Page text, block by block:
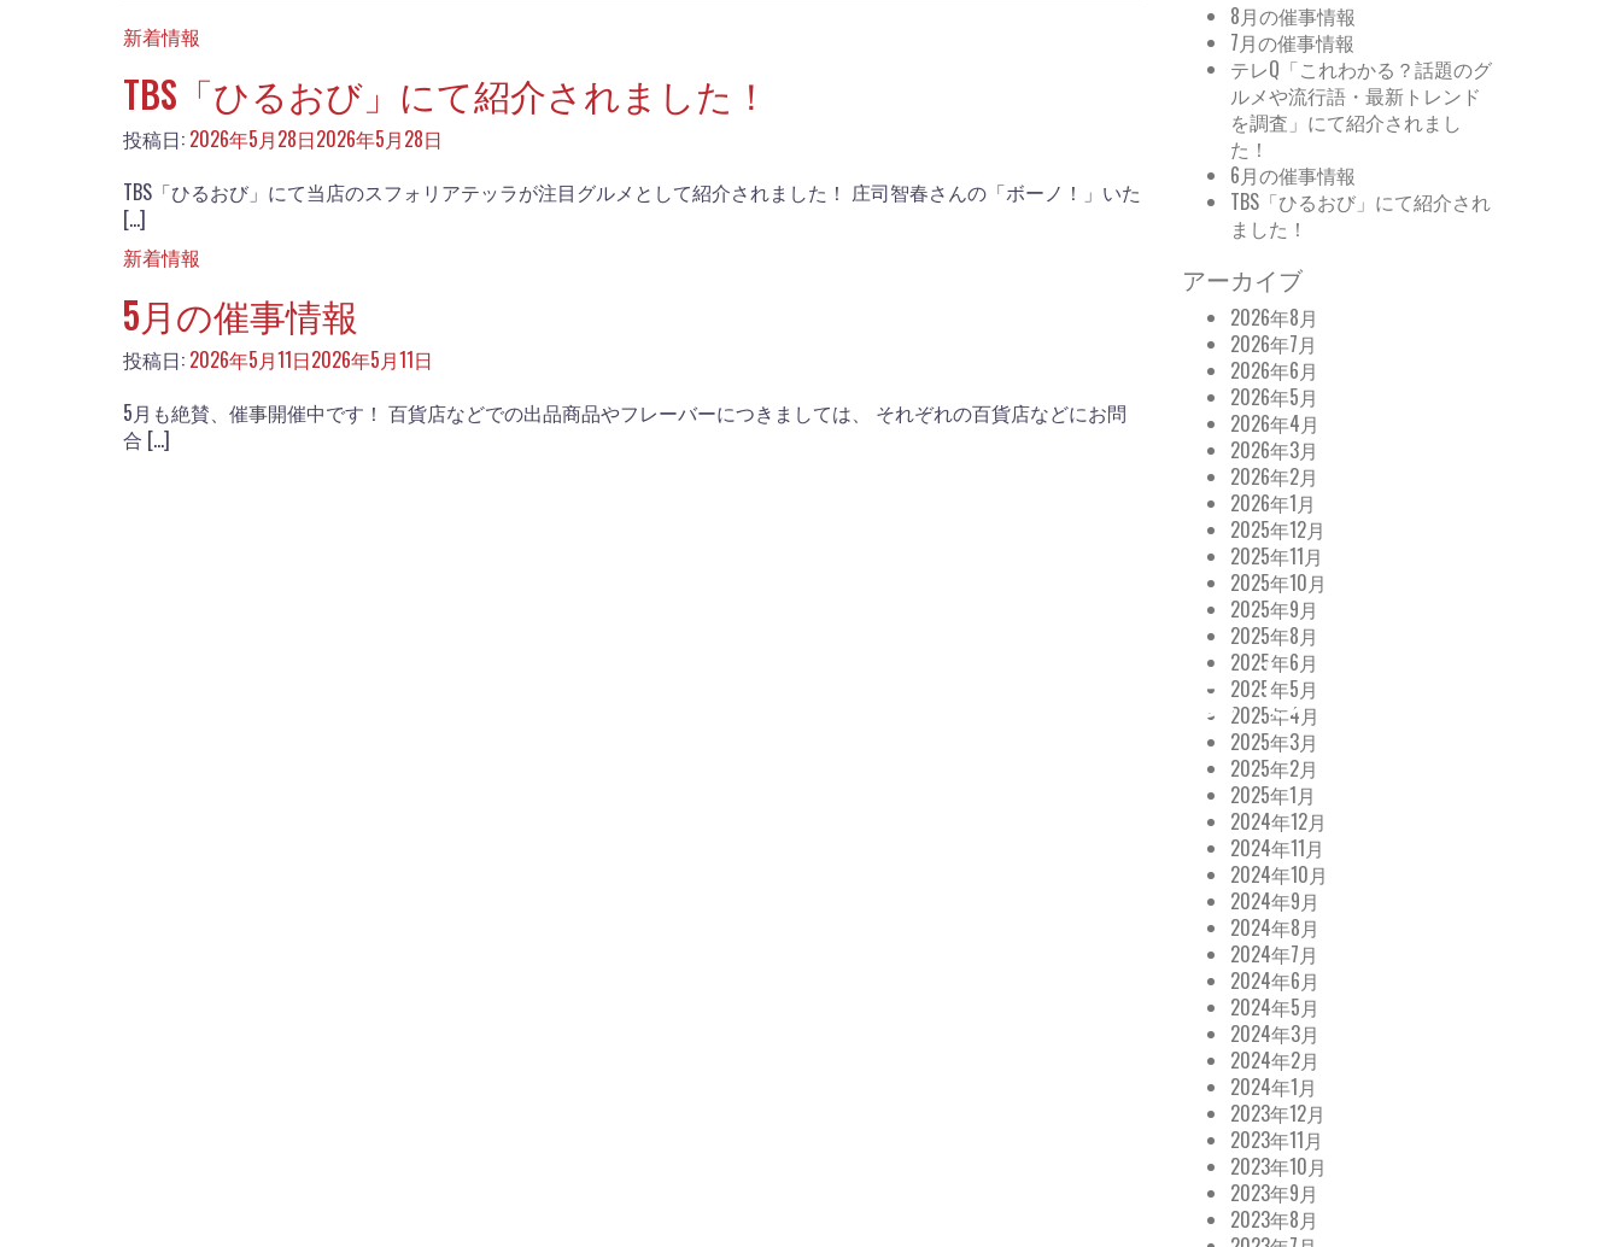
TBS「ひるおび」にて紹介されました！
新着情報
TBS「ひるおび」にて紹介されました！
投稿日: 2026年5月28日2026年5月28日
TBS「ひるおび」にて当店のスフォリアテッラが注目グルメとして紹介されました！ 庄司智春さんの「ボーノ！」いた
[…]
新着情報
5月の催事情報
投稿日: 2026年5月11日2026年5月11日
5月も絶賛、催事開催中です！ 百貨店などでの出品商品やフレーバーにつきましては、 それぞれの百貨店などにお問
合 […]
8月の催事情報
7月の催事情報
テレQ「これわかる？話題のグ
ルメや流行語・最新トレンド
を調査」にて紹介されまし
た！
6月の催事情報
TBS「ひるおび」にて紹介され
ました！
アーカイブ
2026年8月
2026年7月
2026年6月
2026年5月
2026年4月
2026年3月
2026年2月
2026年1月
2025年12月
2025年11月
2025年10月
2025年9月
2025年8月
2025年6月
2025年5月
2025年4月
2025年3月
2025年2月
2025年1月
2024年12月
2024年11月
2024年10月
2024年9月
2024年8月
2024年7月
2024年6月
2024年5月
2024年3月
2024年2月
2024年1月
2023年12月
2023年11月
2023年10月
2023年9月
2023年8月